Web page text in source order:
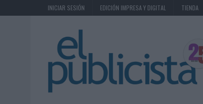
INICIAR SESIÓN EDICIÓN IMPRESA Y DIGITAL TIENDA